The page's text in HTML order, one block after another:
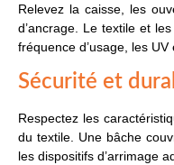
Relevez la caisse, les
d’ancrage. Le textile et
fréquence d’usage, les UV
Sécurité et
Respectez les
du textile. Une bâche
les dispositifs d’arrimage